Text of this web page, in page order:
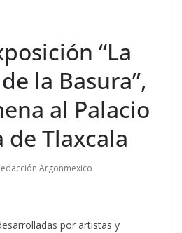
“La
la Basura”,
al Palacio
Tlaxcala
Argonmexico
por artistas y